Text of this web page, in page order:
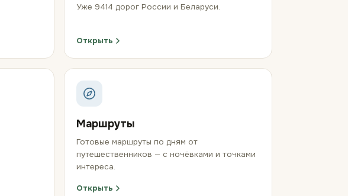
Уже 9414 дорог России и Беларуси.
Открыть
Маршруты
Готовые маршруты по дням от
путешественников — с ночёвками и точками
интереса.
Открыть